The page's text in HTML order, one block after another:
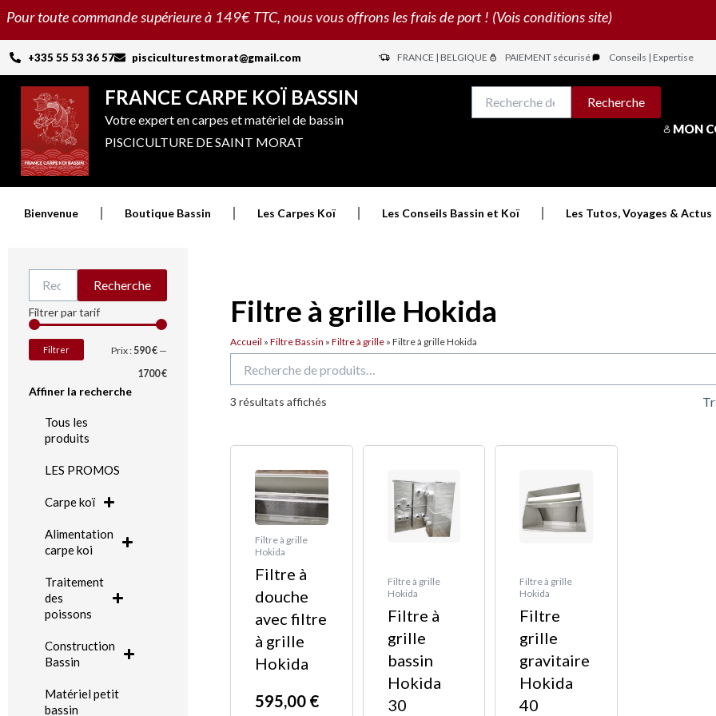
Aller
contenu
Pour toute commande supérieure à 149€ TTC, nous vous offrons les frais de port ! (Vois conditions site)
+335 55 53 36 57 pisciculturestmorat@gmail.com FRANCE | BELGIQUE PAIEMENT sécurisé Conseils | Expertise
FRANCE CARPE KOÏ BASSIN
Votre expert en carpes et matériel de bassin
PISCICULTURE DE SAINT MORAT
pour :
Recherche
MON
Bienvenue Boutique Bassin Les Carpes Koï Les Conseils Bassin et Koï Les Tutos, Voyages & Actus
pour :
Recherche
Filtrer par tarif
min
max
Filtrer Prix : 590 €—
1700 €
Affiner la recherche
Tous les
produits
LES PROMOS
Carpe koï
Alimentation
carpe koi
Traitement
des
poissons
Construction
Bassin
Matériel petit
bassin
Filtre à grille Hokida
Accueil »Filtre Bassin »Filtre à grille »Filtre à grille Hokida
pour :
3 résultats affichés
Trié
plus
Filtre à grille
Hokida
Filtre à
douche
avec filtre
à grille
Hokida
595,00 €
de
prix :
595,00 €
produit
a
plusieurs
variations.
Les
options
peuvent
être
choisies
la
Filtre à grille
Hokida
Filtre à
grille
bassin
Hokida
30
Filtre à grille
Hokida
Filtre
grille
gravitaire
Hokida
40